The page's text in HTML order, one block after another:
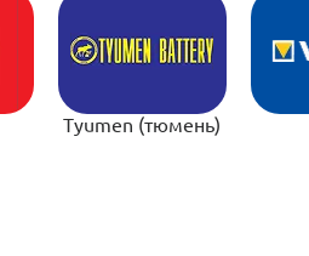
Tyumen (тюмень)